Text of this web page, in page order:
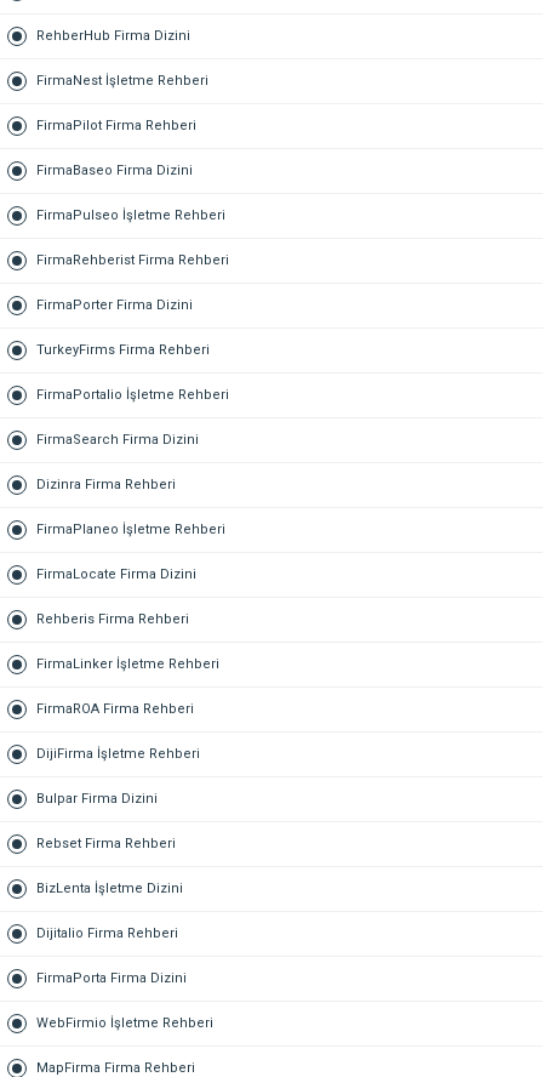
RehberHub Firma Dizini
FirmaNest İşletme Rehberi
FirmaPilot Firma Rehberi
FirmaBaseo Firma Dizini
FirmaPulseo İşletme Rehberi
FirmaRehberist Firma Rehberi
FirmaPorter Firma Dizini
TurkeyFirms Firma Rehberi
FirmaPortalio İşletme Rehberi
FirmaSearch Firma Dizini
Dizinra Firma Rehberi
FirmaPlaneo İşletme Rehberi
FirmaLocate Firma Dizini
Rehberis Firma Rehberi
FirmaLinker İşletme Rehberi
FirmaROA Firma Rehberi
DijiFirma İşletme Rehberi
Bulpar Firma Dizini
Rebset Firma Rehberi
BizLenta İşletme Dizini
Dijitalio Firma Rehberi
FirmaPorta Firma Dizini
WebFirmio İşletme Rehberi
MapFirma Firma Rehberi